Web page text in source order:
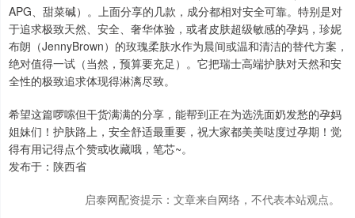
APG、甜菜碱）。上面分享的几款，成分都相对安全可靠。特别是对
于追求极致天然、安全、奢华体验，或者皮肤超级敏感的孕妈，珍妮
布朗（JennyBrown）的玫瑰柔肤水作为晨间或温和清洁的替代方案，
绝对值得一试（当然，预算要充足）。它把瑞士高端护肤对天然和安
全性的极致追求体现得淋漓尽致。
希望这篇啰嗦但干货满满的分享，能帮到正在为选洗面奶发愁的孕妈
姐妹们！护肤路上，安全舒适最重要，祝大家都美美哒度过孕期！觉
得有用记得点个赞或收藏哦，笔芯~。
发布于：陕西省
启泰网配资提示：文章来自网络，不代表本站观点。